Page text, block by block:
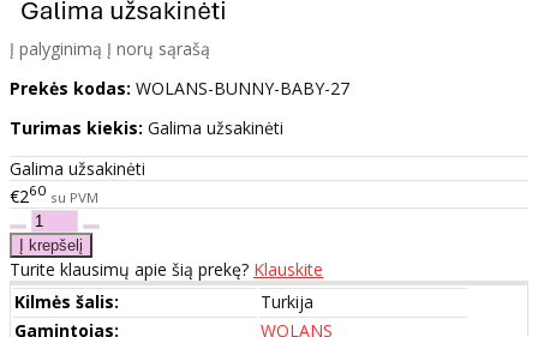
Į palyginimą Į norų sąrašą
Prekės kodas: WOLANS-BUNNY-BABY-27
Turimas kiekis: Galima užsakinėti
Galima užsakinėti
€260 su PVM
Turite klausimų apie šią prekę? Klauskite
Kilmės šalis:
Turkija
Gamintojas:
WOLANS